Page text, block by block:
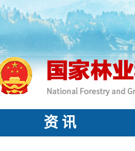
资 讯